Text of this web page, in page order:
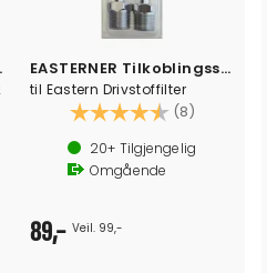
av 5 mulige
EASTERNER Tilkoblingssett 8mm
til Eastern Drivstoffilter
Karakter: (8)
20+ Tilgjengelig
Omgående
89,- Veil. 99,-